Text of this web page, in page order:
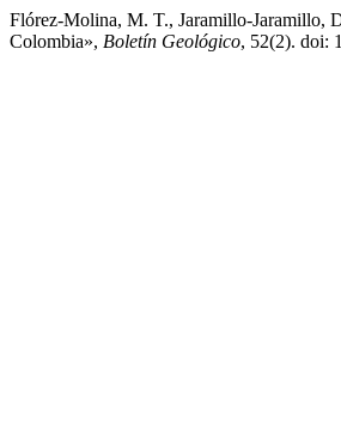
Flórez-Molina, M. T., Jaramillo-Jaramillo,
Colombia», Boletín Geológico, 52(2). doi: